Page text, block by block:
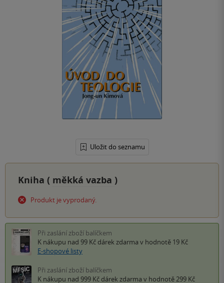
Uložit do seznamu
Kniha ( měkká vazba )
Produkt je vyprodaný.
Při zaslání zboží balíčkem
K nákupu nad 99 Kč dárek zdarma v hodnotě 19 Kč
E-shopové listy
Při zaslání zboží balíčkem
K nákupu nad 999 Kč dárek zdarma v hodnotě 299 Kč